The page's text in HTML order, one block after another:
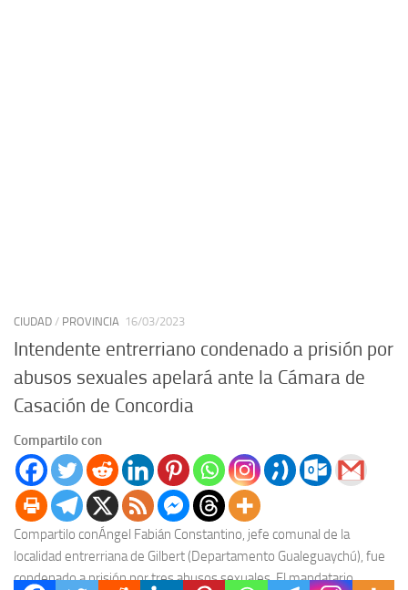
CIUDAD / PROVINCIA 16/03/2023
Intendente entrerriano condenado a prisión por
abusos sexuales apelará ante la Cámara de
Casación de Concordia
Compartilo con
Compartilo conÁngel Fabián Constantino, jefe comunal de la
localidad entrerriana de Gilbert (Departamento Gualeguaychú), fue
condenado a prisión por tres abusos sexuales. El mandatario